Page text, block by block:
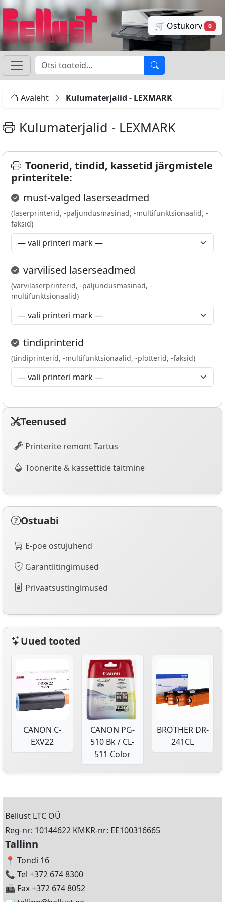
🛒 Ostukorv 0
Avaleht Kulumaterjalid - LEXMARK
Kulumaterjalid - LEXMARK
Toonerid, tindid, kassetid järgmistele
printeritele:
must-valged laserseadmed
(laserprinterid, -paljundusmasinad, -multifunktsionaalid, -
faksid)
värvilised laserseadmed
(värvilaserprinterid, -paljundusmasinad, -
multifunktsionaalid)
tindiprinterid
(tindiprinterid, -multifunktsionaalid, -plotterid, -faksid)
Teenused
Printerite remont Tartus
Toonerite & kassettide täitmine
Ostuabi
E-poe ostujuhend
Garantiitingimused
Privaatsustingimused
Uued tooted
CANON C-
EXV22
CANON PG-
510 Bk / CL-
511 Color
BROTHER DR-
241CL
Bellust LTC OÜ
Reg-nr: 10144622 KMKR-nr: EE100316665
Tallinn
📍 Tondi 16
📞 Tel +372 674 8300
📠 Fax +372 674 8052